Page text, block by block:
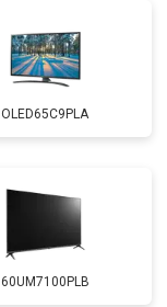
OLED65C9PLA
60UM7100PLB